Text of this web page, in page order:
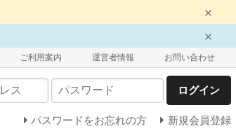
ご利用案内 運営者情報 お問い合わせ
ログイン
パスワードをお忘れの方 新規会員登録